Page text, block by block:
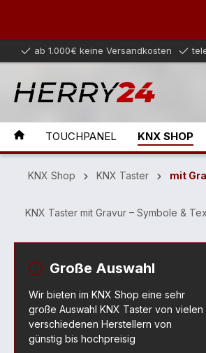
ab 1.000€ keine Versandkosten
TOUCHPANEL KNX SHOP
KNX Shop KNX Taster mit
KNX Taster mit Gravur – Symbole &
Große Auswahl
Wir bieten im KNX Shop eine sehr
große Auswahl KNX Taster von vielen
verschiedenen Herstellern von
günstig bis hochpreisig